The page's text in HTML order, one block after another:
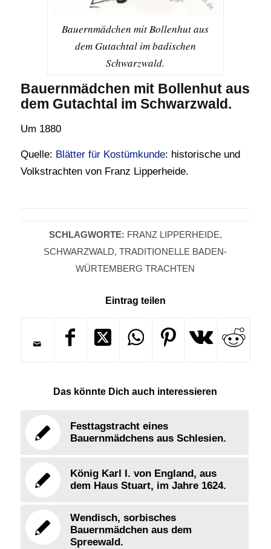
Bauernmädchen mit Bollenhut aus
dem Gutachtal im badischen
Schwarzwald.
Bauernmädchen mit Bollenhut aus
dem Gutachtal im Schwarzwald.
Um 1880
Quelle: Blätter für Kostümkunde: historische und
Volkstrachten von Franz Lipperheide.
SCHLAGWORTE: FRANZ LIPPERHEIDE,
SCHWARZWALD,TRADITIONELLE BADEN-
WÜRTEMBERG TRACHTEN
Eintrag teilen
Das könnte Dich auch interessieren
Festtagstracht eines
Bauernmädchens aus Schlesien.
König Karl I. von England, aus
dem Haus Stuart, im Jahre 1624.
Wendisch, sorbisches
Bauernmädchen aus dem
Spreewald.